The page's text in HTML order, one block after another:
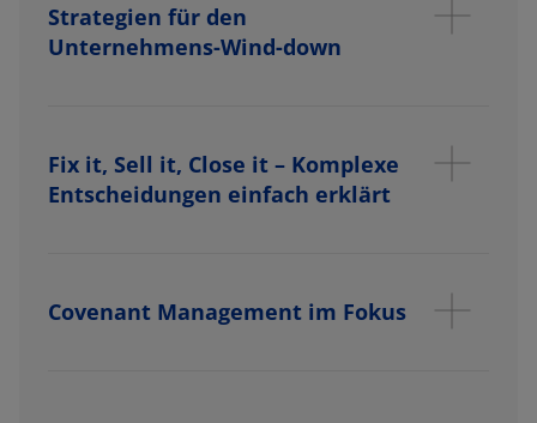
Strategien für den
Unternehmens-Wind-down
Fix it, Sell it, Close it – Komplexe
Entscheidungen einfach erklärt
Covenant Management im Fokus